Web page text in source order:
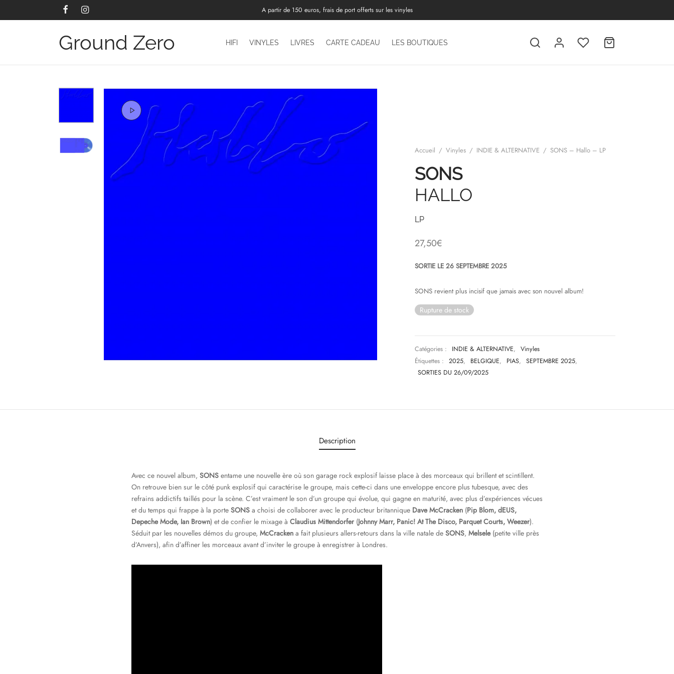
A partir de 150 euros, frais de port offerts sur les vinyles
Ground Zero HIFI VINYLES LIVRES CARTE CADEAU LES BOUTIQUES
Accueil / Vinyles / INDIE & ALTERNATIVE / SONS – Hallo – LP
SONS
HALLO
LP
27,50€
SORTIE LE 26 SEPTEMBRE 2025
SONS revient plus incisif que jamais avec son nouvel album!
Rupture de stock
Catégories : INDIE & ALTERNATIVE,
Vinyles
Étiquettes :
2025, BELGIQUE, PIAS, SEPTEMBRE 2025,
SORTIES DU 26/09/2025
Description
Avec ce nouvel album, SONS entame une nouvelle ère où son garage rock explosif laisse place à des morceaux qui brillent et scintillent.
On retrouve bien sur le côté punk explosif qui caractérise le groupe, mais cette-ci dans une enveloppe encore plus tubesque, avec des
refrains addictifs taillés pour la scène. C’est vraiment le son d’un groupe qui évolue, qui gagne en maturité, avec plus d’expériences vécues
et du temps qui frappe à la porte SONS a choisi de collaborer avec le producteur britannique Dave McCracken (Pip Blom, dEUS,
Depeche Mode, Ian Brown) et de confier le mixage à Claudius Mittendorfer(Johnny Marr, Panic! At The Disco, Parquet Courts, Weezer).
Séduit par les nouvelles démos du groupe, McCracken a fait plusieurs allers-retours dans la ville natale de SONS, Melsele (petite ville près
d’Anvers), afin d’affiner les morceaux avant d’inviter le groupe à enregistrer à Londres.